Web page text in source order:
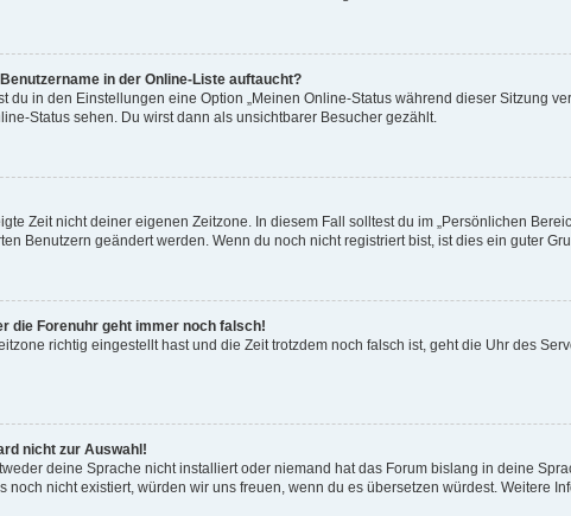
in der Online-Liste auftaucht?
du in den Einstellungen eine Option „Meinen Online-Status während dieser Sitzung
Status sehen. Du wirst dann als unsichtbarer Besucher gezählt.
Zeit nicht deiner eigenen Zeitzone. In diesem Fall solltest du im „Persönlichen
Benutzern geändert werden. Wenn du noch nicht registriert bist, ist dies ein guter
die Forenuhr geht immer noch falsch!
richtig eingestellt hast und die Zeit trotzdem noch falsch ist, geht die Uhr des
nicht zur Auswahl!
deine Sprache nicht installiert oder niemand hat das Forum bislang in deine
noch nicht existiert, würden wir uns freuen, wenn du es übersetzen würdest. Weitere